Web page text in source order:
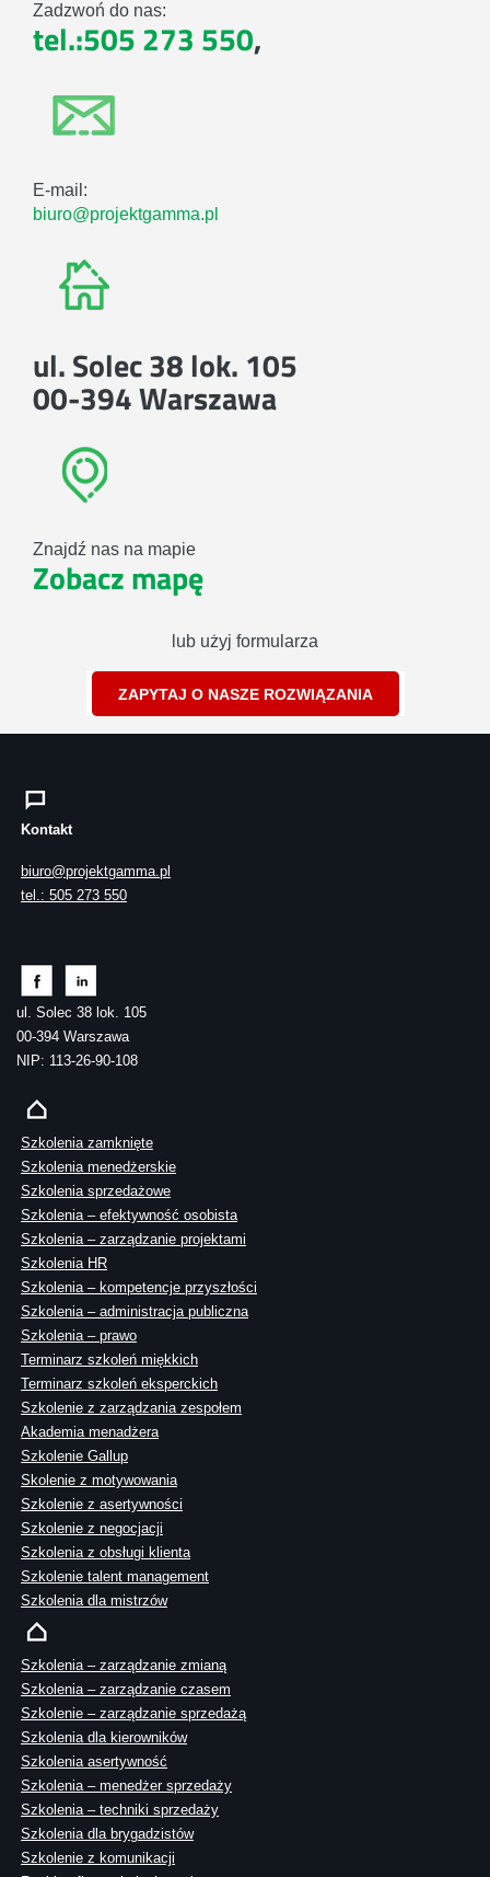
Zadzwoń do nas:
tel.:505 273 550,
E-mail:
biuro@projektgamma.pl
ul. Solec 38 lok. 105
00-394 Warszawa
Znajdź nas na mapie
Zobacz mapę
lub użyj formularza
ZAPYTAJ O NASZE ROZWIĄZANIA
Kontakt
biuro@projektgamma.pl
tel.: 505 273 550
ul. Solec 38 lok. 105
00-394 Warszawa
NIP: 113-26-90-108
Szkolenia zamknięte
Szkolenia menedżerskie
Szkolenia sprzedażowe
Szkolenia – efektywność osobista
Szkolenia – zarządzanie projektami
Szkolenia HR
Szkolenia – kompetencje przyszłości
Szkolenia – administracja publiczna
Szkolenia – prawo
Terminarz szkoleń miękkich
Terminarz szkoleń eksperckich
Szkolenie z zarządzania zespołem
Akademia menadżera
Szkolenie Gallup
Skolenie z motywowania
Szkolenie z asertywności
Szkolenie z negocjacji
Szkolenia z obsługi klienta
Szkolenie talent management
Szkolenia dla mistrzów
Szkolenia – zarządzanie zmianą
Szkolenia – zarządzanie czasem
Szkolenie – zarządzanie sprzedażą
Szkolenia dla kierowników
Szkolenia asertywność
Szkolenia – menedżer sprzedaży
Szkolenia – techniki sprzedaży
Szkolenia dla brygadzistów
Szkolenie z komunikacji